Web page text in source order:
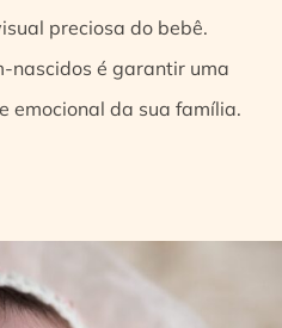
preciosa do bebê.
nascidos é garantir uma
emocional da sua família.